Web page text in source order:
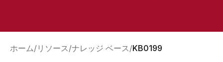
ホーム リソース ナレッジ ベース KB0199